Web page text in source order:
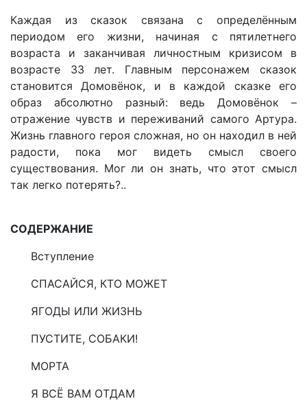
Каждая из сказок связана с определённым
периодом его жизни, начиная с пятилетнего
возраста и заканчивая личностным кризисом в
возрасте 33 лет. Главным персонажем сказок
становится Домовёнок, и в каждой сказке его
образ абсолютно разный: ведь Домовёнок –
отражение чувств и переживаний самого Артура.
Жизнь главного героя сложная, но он находил в ней
радости, пока мог видеть смысл своего
существования. Мог ли он знать, что этот смысл
так легко потерять?..
СОДЕРЖАНИЕ
Вступление
СПАСАЙСЯ, КТО МОЖЕТ
ЯГОДЫ ИЛИ ЖИЗНЬ
ПУСТИТЕ, СОБАКИ!
МОРТА
Я ВСЁ ВАМ ОТДАМ